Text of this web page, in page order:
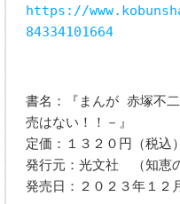
https://
84334101664
書名：『まんが 赤塚不
売はない！！－』
定価：１３２０円（税込）
発行元：光文社 （知恵
発売日：２０２３年１２